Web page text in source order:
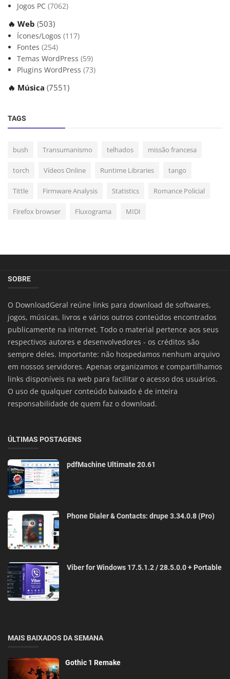
Jogos PC (7062)
🔥 Web (503)
Ícones/Logos (117)
Fontes (254)
Temas WordPress (59)
Plugins WordPress (73)
🔥 Música (7551)
TAGS
bush Transumanismo telhados missão francesa
torch Vídeos Online Runtime Libraries tango
Tittle Firmware Analysis Statistics Romance Policial
Firefox browser Fluxograma MIDI
SOBRE
O DownloadGeral reúne links para download de softwares,
jogos, músicas, livros e vários outros conteúdos encontrados
publicamente na internet. Todo o material pertence aos seus
respectivos autores e desenvolvedores - os créditos são
sempre deles. Importante: não hospedamos nenhum arquivo
em nossos servidores. Apenas organizamos e compartilhamos
links disponíveis na web para facilitar o acesso dos usuários.
O uso de qualquer conteúdo baixado é de inteira
responsabilidade de quem faz o download.
ÚLTIMAS POSTAGENS
pdfMachine Ultimate 20.61
Phone Dialer & Contacts: drupe 3.34.0.8 (Pro)
Viber for Windows 17.5.1.2 / 28.5.0.0 + Portable
MAIS BAIXADOS DA SEMANA
Gothic 1 Remake